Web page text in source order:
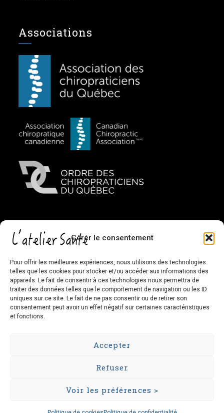
Gérer le consentement
Pour offrir les meilleures expériences, nous utilisons des technologies
telles que les cookies pour stocker et/ou accéder aux informations des
appareils. Le fait de consentir à ces technologies nous permettra de
traiter des données telles que le comportement de navigation ou les ID
uniques sur ce site. Le fait de ne pas consentir ou de retirer son
consentement peut avoir un effet négatif sur certaines caractéristiques
et fonctions.
Accepter
Refuser
Voir les préférences >
Associations
Sur Facebook
L’atelier Santé – Chiropratique
Familiale et Santé Globale
Cliquez pour accepter les cookies
marketing et activer ce contenu
© Tous droits réservés - L'atelier Santé 2026
Laporte, Chiropraticien, contactez-le àinfo@lateliersante.ca